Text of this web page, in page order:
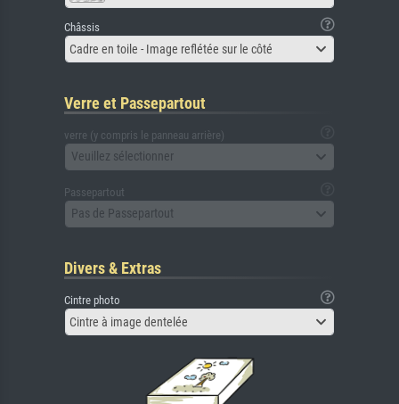
Châssis
Cadre en toile - Image reflétée sur le côté
Verre et Passepartout
verre (y compris le panneau arrière)
Veuillez sélectionner
Passepartout
Pas de Passepartout
Divers & Extras
Cintre photo
Cintre à image dentelée